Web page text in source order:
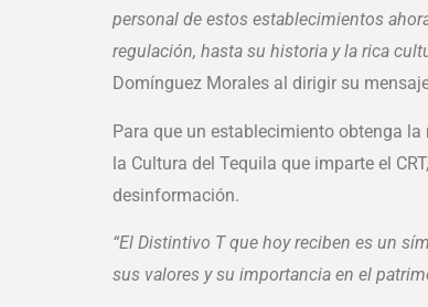
personal de estos establecimientos
regulación, hasta su historia y la rica
Domínguez Morales al dirigir su
Para que un establecimiento obtenga
la Cultura del Tequila que imparte el
desinformación.
“El Distintivo T que hoy reciben es un
sus valores y su importancia en el